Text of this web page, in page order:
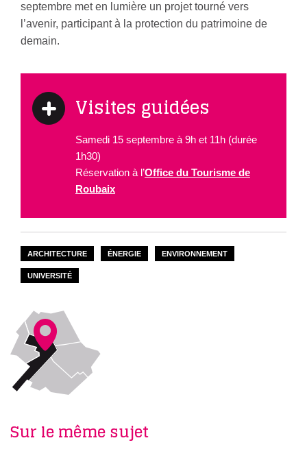
septembre met en lumière un projet tourné vers
l’avenir, participant à la protection du patrimoine de
demain.
Visites guidées
Samedi 15 septembre à 9h et 11h (durée
1h30)
Réservation à l’Office du Tourisme de
Roubaix
ARCHITECTURE ÉNERGIE ENVIRONNEMENT
UNIVERSITÉ
Sur le même sujet